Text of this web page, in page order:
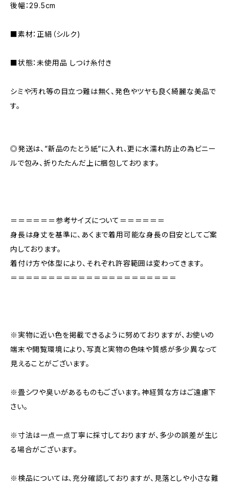
後幅：29.5cm
■素材：正絹（シルク)
■状態：未使用品 しつけ糸付き
シミや汚れ等の目立つ難は無く、発色やツヤも良く綺麗な美品で
す。
◎発送は、”新品のたとう紙”に入れ、更に水濡れ防止の為ビニー
ルで包み、折りたたんだ上に梱包しております。
＝＝＝＝＝＝参考サイズについて＝＝＝＝＝＝
身長は身丈を基準に、あくまで着用可能な身長の目安としてご案
内しております。
着付け方や体型により、それぞれ許容範囲は変わってきます。
＝＝＝＝＝＝＝＝＝＝＝＝＝＝＝＝＝＝＝＝＝＝
※実物に近い色を掲載できるように努めておりますが、お使いの
端末や閲覧環境により、写真と実物の色味や質感が多少異なって
見えることがございます。
※畳シワや臭いがあるものもございます。神経質な方はご遠慮下
さい。
※寸法は一点一点丁寧に採寸しておりますが、多少の誤差が生じ
る場合がございます。
※検品については、充分確認しておりますが、見落としや小さな難